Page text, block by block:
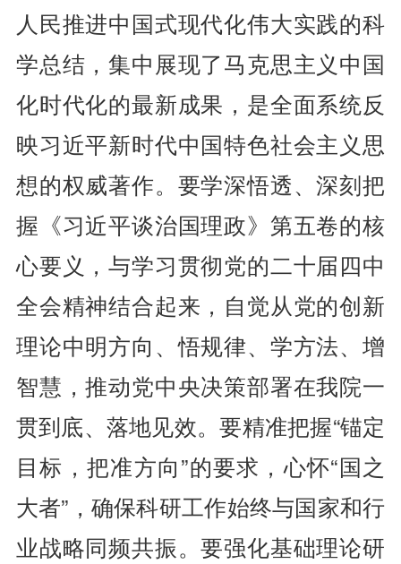
人民推进中国式现代化伟大实践的科
学总结，集中展现了马克思主义中国
化时代化的最新成果，是全面系统反
映习近平新时代中国特色社会主义思
想的权威著作。要学深悟透、深刻把
握《习近平谈治国理政》第五卷的核
心要义，与学习贯彻党的二十届四中
全会精神结合起来，自觉从党的创新
理论中明方向、悟规律、学方法、增
智慧，推动党中央决策部署在我院一
贯到底、落地见效。要精准把握“锚定
目标，把准方向”的要求，心怀“国之
大者”，确保科研工作始终与国家和行
业战略同频共振。要强化基础理论研